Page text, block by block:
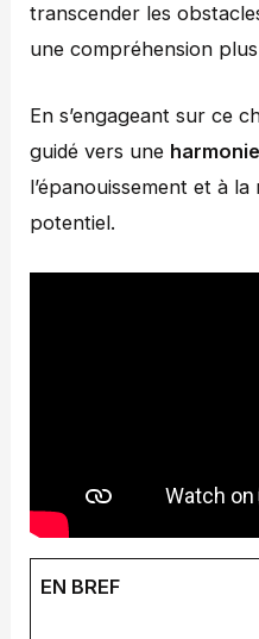
transcender les
une compréhension
En s’engageant sur ce
guidé vers une
l’épanouissement et à
potentiel.
EN BREF